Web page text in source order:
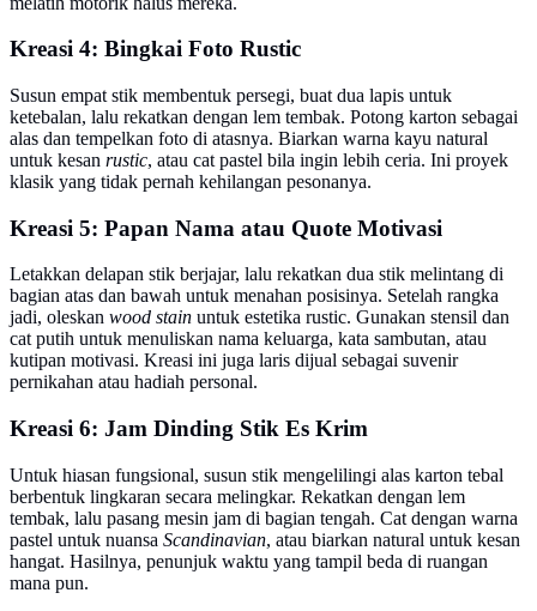
Kreasi 4: Bingkai Foto Rustic
Susun empat stik membentuk persegi, buat dua lapis untuk
ketebalan, lalu rekatkan dengan lem tembak. Potong karton sebagai
alas dan tempelkan foto di atasnya. Biarkan warna kayu natural
untuk kesan rustic, atau cat pastel bila ingin lebih ceria. Ini proyek
klasik yang tidak pernah kehilangan pesonanya.
Kreasi 5: Papan Nama atau Quote Motivasi
Letakkan delapan stik berjajar, lalu rekatkan dua stik melintang di
bagian atas dan bawah untuk menahan posisinya. Setelah rangka
jadi, oleskan wood stain untuk estetika rustic. Gunakan stensil dan
cat putih untuk menuliskan nama keluarga, kata sambutan, atau
kutipan motivasi. Kreasi ini juga laris dijual sebagai suvenir
pernikahan atau hadiah personal.
Kreasi 6: Jam Dinding Stik Es Krim
Untuk hiasan fungsional, susun stik mengelilingi alas karton tebal
berbentuk lingkaran secara melingkar. Rekatkan dengan lem
tembak, lalu pasang mesin jam di bagian tengah. Cat dengan warna
pastel untuk nuansa Scandinavian, atau biarkan natural untuk kesan
hangat. Hasilnya, penunjuk waktu yang tampil beda di ruangan
mana pun.